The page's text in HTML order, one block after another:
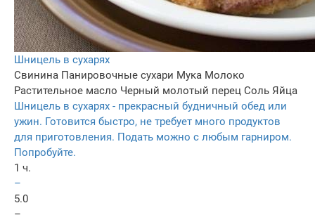
Шницель в сухарях
Свинина Панировочные сухари Мука Молоко
Растительное масло Черный молотый перец Соль Яйца
Шницель в сухарях - прекрасный будничный обед или
ужин. Готовится быстро, не требует много продуктов
для приготовления. Подать можно с любым гарниром.
Попробуйте.
1 ч.
–
5.0
–